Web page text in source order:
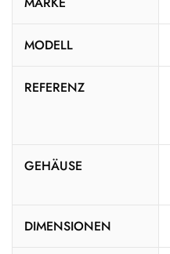
MODELL
REFERENZ
GEHÄUSE
DIMENSIONEN